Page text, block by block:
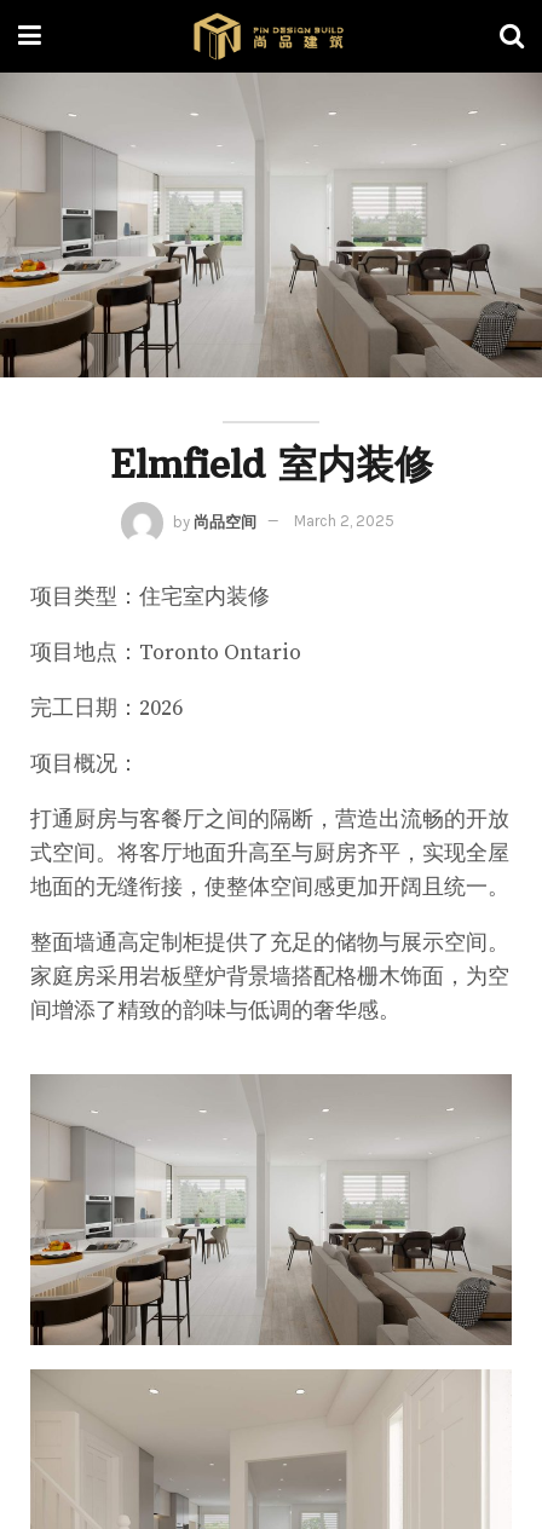
Elmfield 室内装修
by 尚品空间 March 2, 2025
项目类型：住宅室内装修
项目地点：Toronto Ontario
完工日期：2026
项目概况：
打通厨房与客餐厅之间的隔断，营造出流畅的开放
式空间。将客厅地面升高至与厨房齐平，实现全屋
地面的无缝衔接，使整体空间感更加开阔且统一。
整面墙通高定制柜提供了充足的储物与展示空间。
家庭房采用岩板壁炉背景墙搭配格栅木饰面，为空
间增添了精致的韵味与低调的奢华感。